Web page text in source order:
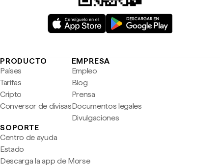
PRODUCTO
Países
Tarifas
Cripto
Conversor de divisas
EMPRESA
Empleo
Blog
Prensa
Documentos legales
Divulgaciones
SOPORTE
Centro de ayuda
Estado
Descarga la app de Morse